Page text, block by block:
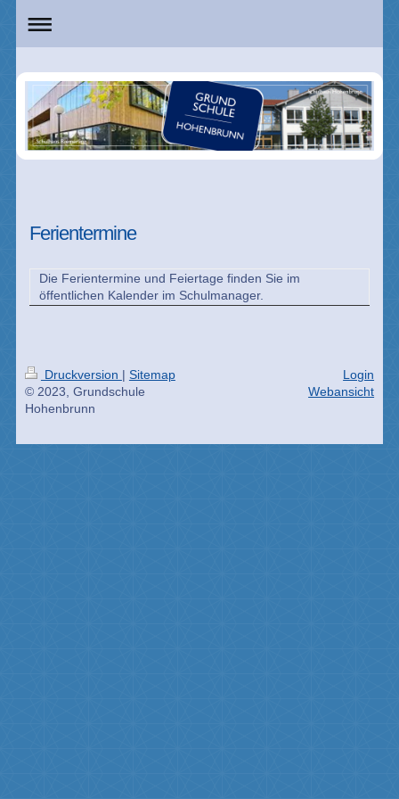
Ferientermine
Die Ferientermine und Feiertage finden Sie im
öffentlichen Kalender im Schulmanager.
Druckversion | Sitemap
© 2023, Grundschule
Hohenbrunn
Login
Webansicht